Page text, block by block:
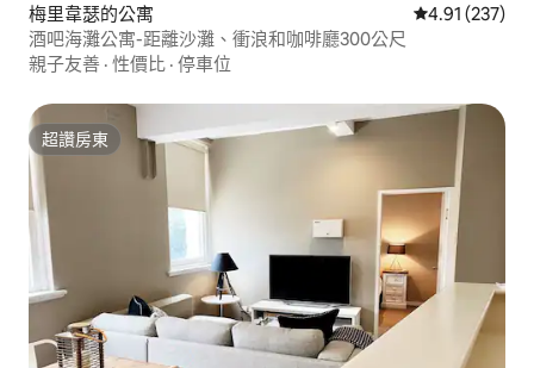
梅里韋瑟的公寓 從 237 則評價
4.91 (237)
酒吧海灘公寓-距離沙灘、衝浪和咖啡廳300公尺
親子友善 · 性價比 · 停車位
超讚房東
超讚房東